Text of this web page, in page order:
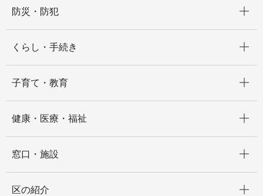
防災・防犯
くらし・手続き
子育て・教育
健康・医療・福祉
窓口・施設
区の紹介